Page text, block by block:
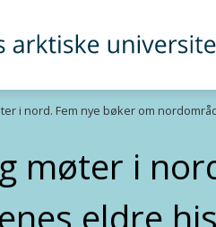
i nord. Fem nye bøker om
møter i
eldre